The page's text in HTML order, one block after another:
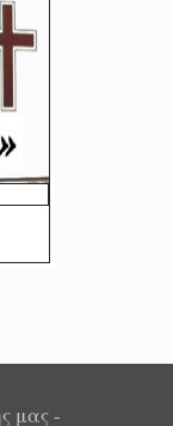
μας -